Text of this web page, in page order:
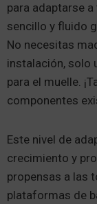
para adaptarse
sencillo y fluido
No necesitas
instalación, solo
para el muelle.
componentes
Este nivel de
crecimiento y
propensas a las
plataformas de